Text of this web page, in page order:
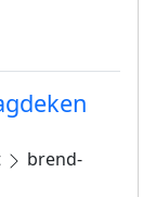
brend-